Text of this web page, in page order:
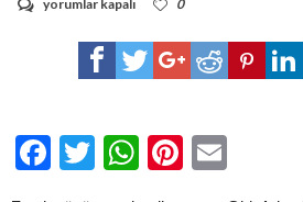
yorumlar kapalı 0
Facebook
TwitterWhatsApp
Pinterest